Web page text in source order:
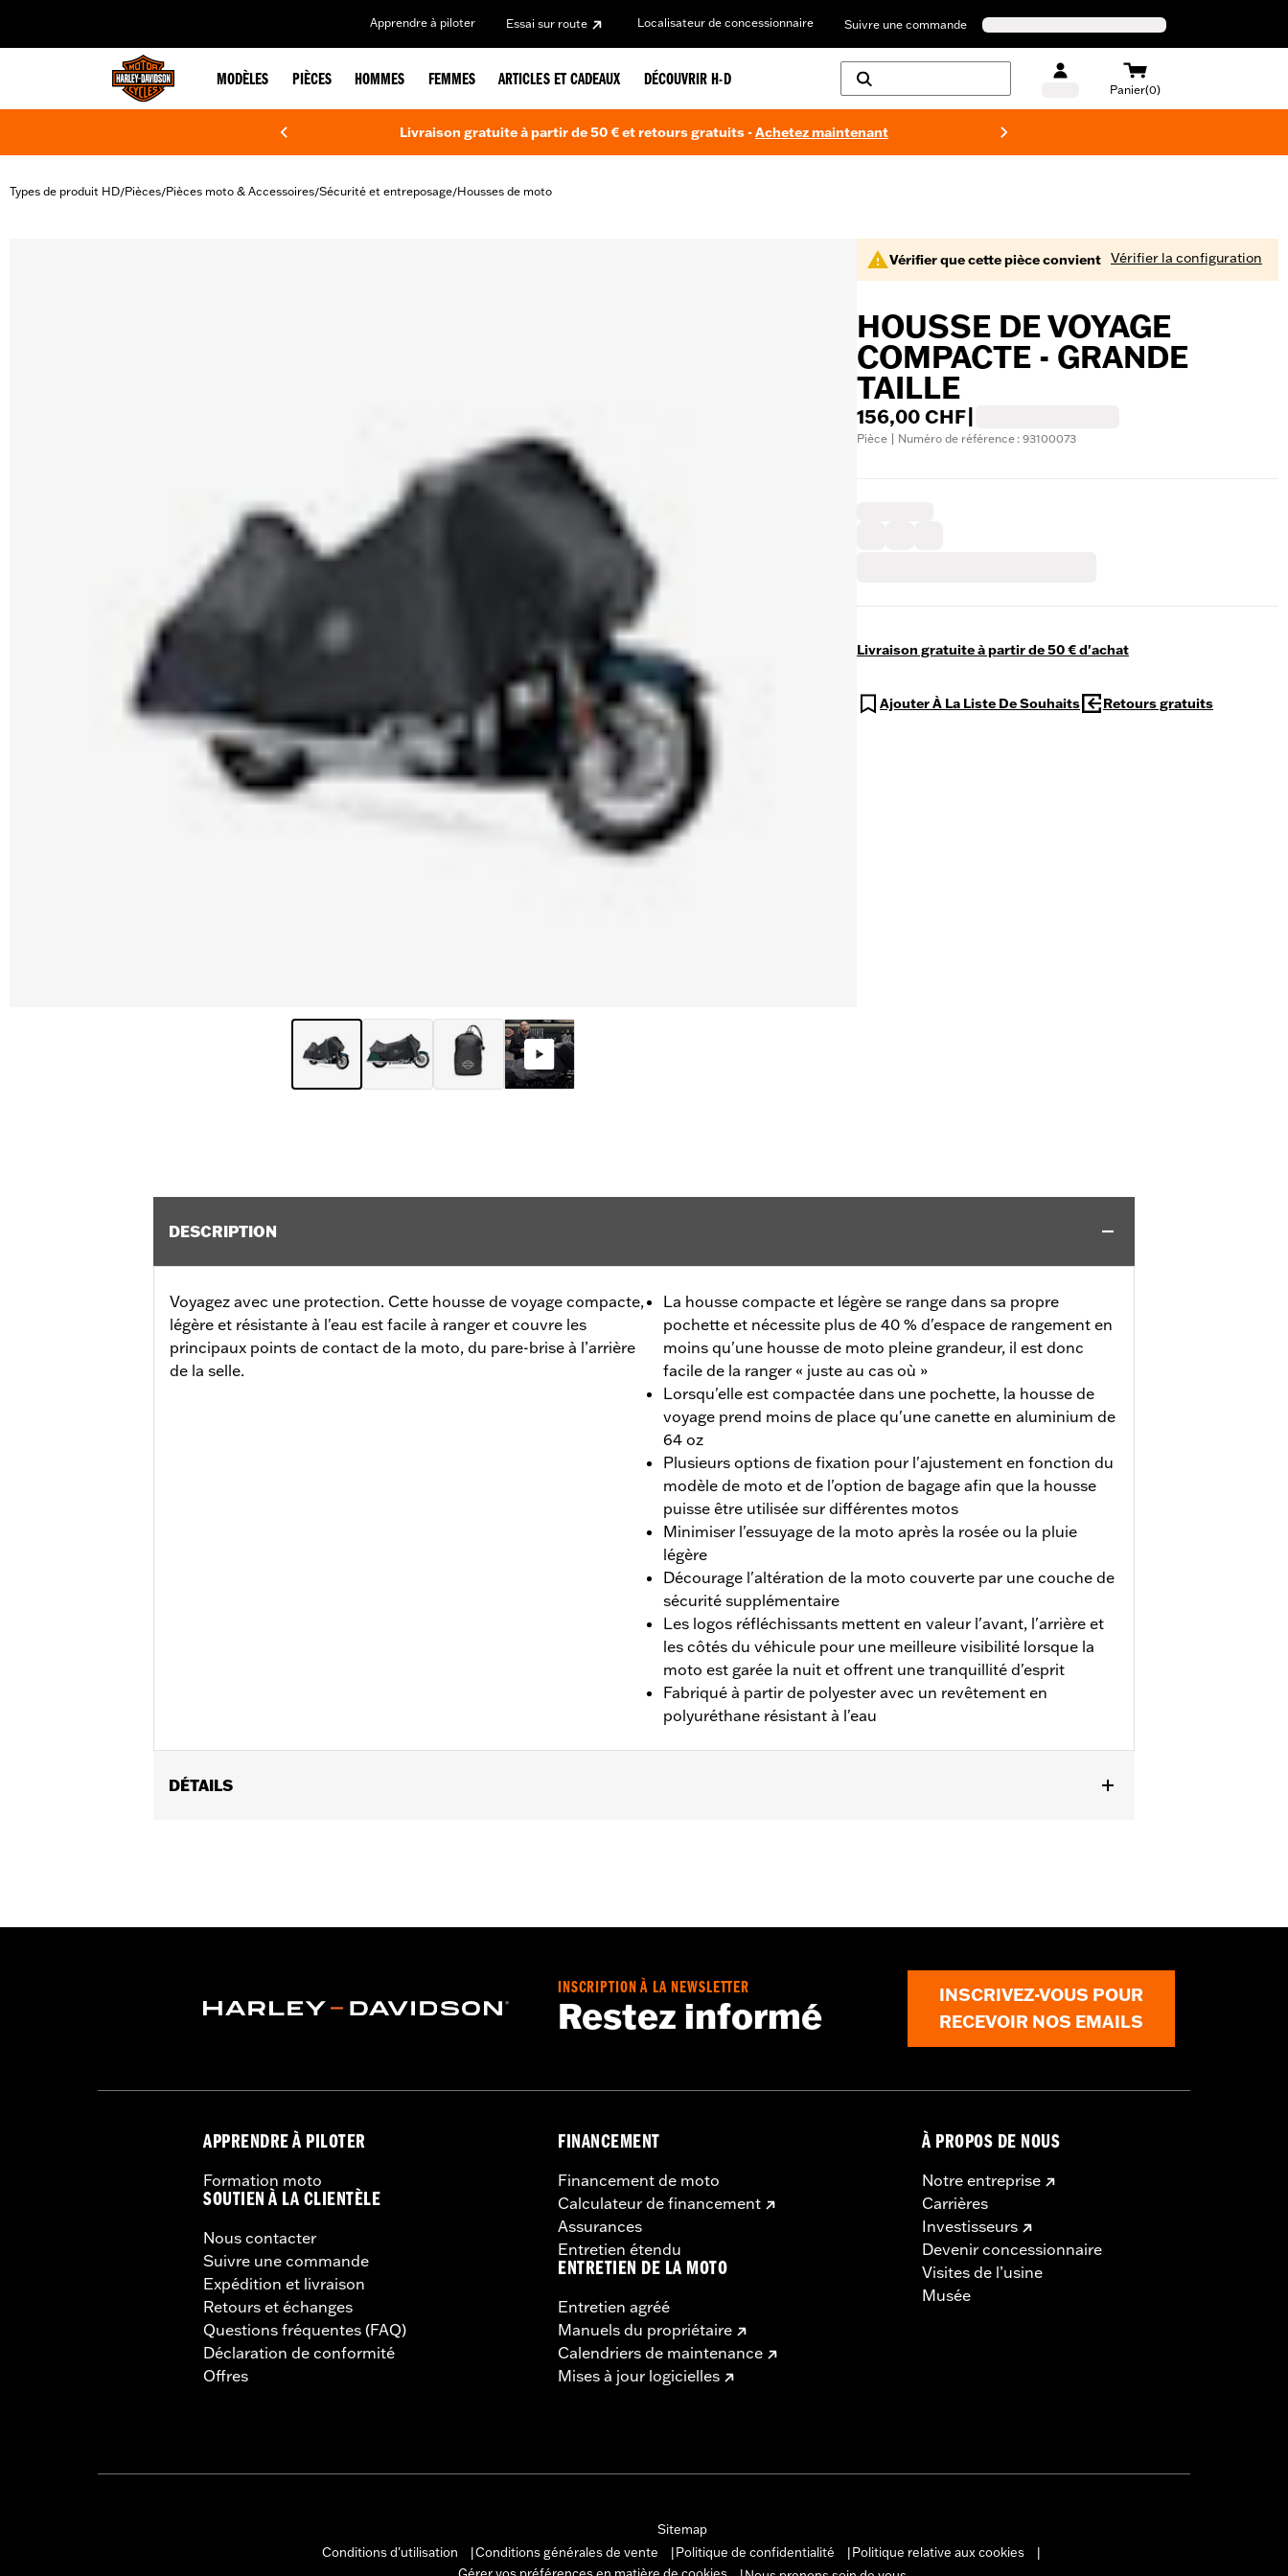
Apprendre à piloter Essai sur route Localisateur de concessionnaire Suivre une commande
MODÈLES PIÈCES HOMMES FEMMES ARTICLES ET CADEAUX DÉCOUVRIR H-D
Panier(0)
Livraison gratuite à partir de 50 € et retours gratuits -Achetez maintenant
Types de produit HD/Pièces/Pièces moto & Accessoires/Sécurité et entreposage/Housses de moto
Vérifier que cette pièce convient Vérifier la configuration
HOUSSE DE VOYAGE
COMPACTE - GRANDE
TAILLE
156,00 CHF
Pièce | Numéro de référence : 93100073
Livraison gratuite à partir de 50 € d'achat
Ajouter À La Liste De Souhaits Retours gratuits
DESCRIPTION
Voyagez avec une protection. Cette housse de voyage compacte,
légère et résistante à l'eau est facile à ranger et couvre les
principaux points de contact de la moto, du pare-brise à l’arrière
de la selle.
La housse compacte et légère se range dans sa propre
pochette et nécessite plus de 40 % d'espace de rangement en
moins qu'une housse de moto pleine grandeur, il est donc
facile de la ranger « juste au cas où »
Lorsqu'elle est compactée dans une pochette, la housse de
voyage prend moins de place qu'une canette en aluminium de
64 oz
Plusieurs options de fixation pour l'ajustement en fonction du
modèle de moto et de l'option de bagage afin que la housse
puisse être utilisée sur différentes motos
Minimiser l'essuyage de la moto après la rosée ou la pluie
légère
Décourage l'altération de la moto couverte par une couche de
sécurité supplémentaire
Les logos réfléchissants mettent en valeur l'avant, l'arrière et
les côtés du véhicule pour une meilleure visibilité lorsque la
moto est garée la nuit et offrent une tranquillité d'esprit
Fabriqué à partir de polyester avec un revêtement en
polyuréthane résistant à l'eau
DÉTAILS
Vendu à l'unité:Chaque
INSCRIPTION À LA NEWSLETTER
Restez informé
INSCRIVEZ-VOUS POUR
RECEVOIR NOS EMAILS
APPRENDRE À PILOTER
Formation moto
SOUTIEN À LA CLIENTÈLE
Nous contacter
Suivre une commande
Expédition et livraison
Retours et échanges
Questions fréquentes (FAQ)
Déclaration de conformité
Offres
FINANCEMENT
Financement de moto
Calculateur de financement
Assurances
Entretien étendu
ENTRETIEN DE LA MOTO
Entretien agréé
Manuels du propriétaire
Calendriers de maintenance
Mises à jour logicielles
À PROPOS DE NOUS
Notre entreprise
Carrières
Investisseurs
Devenir concessionnaire
Visites de l’usine
Musée
Sitemap
Conditions d'utilisation
Conditions générales de vente Politique de confidentialité Politique relative aux cookies